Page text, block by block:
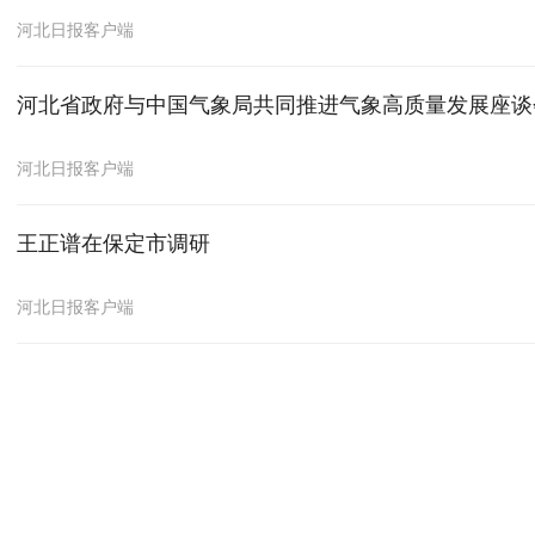
河北日报客户端
河北省政府与中国气象局共同推进气象高质量发展座
河北日报客户端
王正谱在保定市调研
河北日报客户端